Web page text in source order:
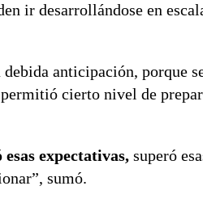
ir desarrollándose en
anticipación, porque
cierto nivel de
expectativas, superó
sumó.